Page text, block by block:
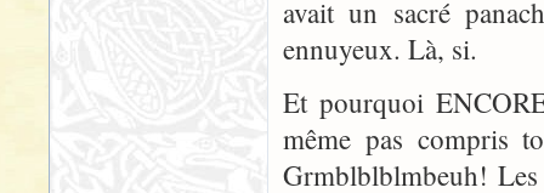
avait un sacré
ennuyeux. Là, si.
Et pourquoi
même pas compris
Grmblblblmbeuh! Les